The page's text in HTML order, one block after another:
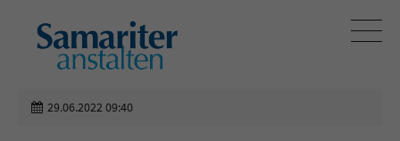
29.06.2022 09:40